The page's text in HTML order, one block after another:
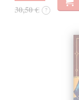
30,50 € ?